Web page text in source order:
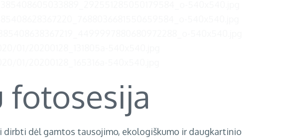
fotosesija
dėl gamtos tausojimo, ekologiškumo ir daugkartinio